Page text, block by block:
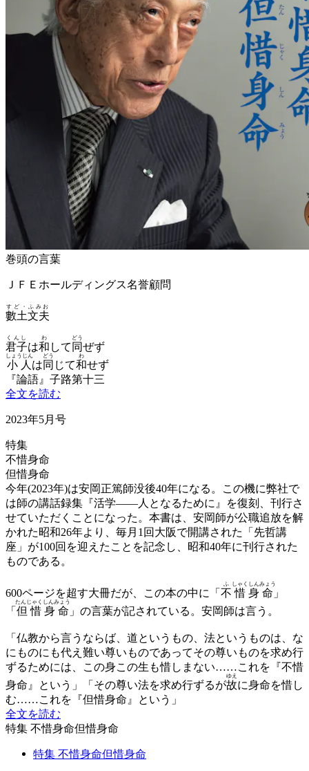
巻頭の言葉
ＪＦＥホールディングス名誉顧問
數土文夫
すど・ふみお
君子
くんし
は和
わ
して 同
どう
ぜず
小人
しょうじん
は同
どう
じて和
わ
せず
『論語』子路第十三
全文を読む
2023年5月号
特集
不惜身命
但惜身命
今年(2023年)は安岡正篤師没後40年になる。この機に弊社で
は師の講話録集『活学——人となるために』を復刻、刊行さ
せていただくことになった。本書は、安岡師が公職追放を解
かれた昭和26年より、毎月1回大阪で開講された「先哲講
座」が100回を迎えたことを記念し、昭和40年に刊行された
ものである。
600ページを超す大冊だが、この本の中に「 不
ふ
惜
しゃく
身
しん
命
みょう
」
「 但惜身命
たんじゃくしんみょう
」の言葉が記されている。安岡師は言う。
「仏教から言うならば、道というもの、法というものは、な
にものにも代え難い尊いものであってその尊いものを求め行
ずるためには、この身この生も惜しまない……これを『不惜
身命』という」「その尊い法を求め行ずるが故
ゆえ
に身命を惜し
む……これを『但惜身命』という」
全文を読む
特集 不惜身命但惜身命
特集 不惜身命但惜身命